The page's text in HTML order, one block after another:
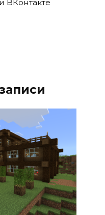
ВКонтакте